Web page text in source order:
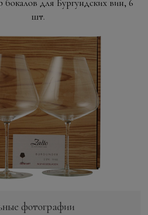
для Бургундских вин, 6
шт.
фотографии